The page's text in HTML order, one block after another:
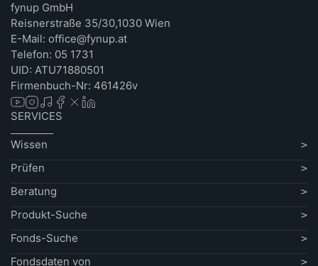
fynup GmbH
Reisnerstraße 35/30,1030 Wien
E-Mail: office@fynup.at
Telefon: 05 1731
UID: ATU71880501
Firmenbuch-Nr: 461426v
SERVICES
Wissen
Prüfen
Beratung
Produkt-Suche
Fonds-Suche
Fondsdaten von